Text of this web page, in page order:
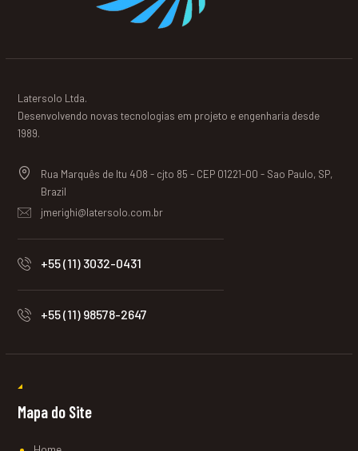
Latersolo Ltda.
Desenvolvendo novas tecnologias em projeto e engenharia desde
1989.
Rua Marquês de Itu 408 - cjto 85 - CEP 01221-00 - Sao Paulo, SP,
Brazil
jmerighi@latersolo.com.br
+55 (11) 3032-0431
+55 (11) 98578-2647
Mapa do Site